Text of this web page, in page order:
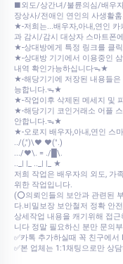
■외도/상간녀/불륜의심/배우
장상사/전애인 연인의 사생활
★-저희는...배우자,아내,연인
과 감시/감시 대상자 스마트
★-상대방에게 특정 링크를 클
★-상대방 기기에서 이용중인
내역 확인가능하십니다ᯓ★
★-해당기기에 저장된 내용들
능합니다.ᯓ★
★-작업이후 삭제된 메세지 및
★-해당기기 코인거래소 어플
안합니다.ᯓ★
★-오로지 배우자,아내,연인 스
../(,")\♥ ♥(".)
.../♥\. = ./█\.
.._| |_ .._| |_ ★
저희 작업은 배우자의 외도, 가
위한 작업입니다.
(⭕의뢰인들의 보안과 관련된
다.비밀보장 보안철저 정확 안전
상세작업 내용을 캐기위해 접
니다 정말 필요하신 분만 문의
✅카톡 추가하실때 꼭 친구에서
✅본 업체는 1:1채팅으로만 상